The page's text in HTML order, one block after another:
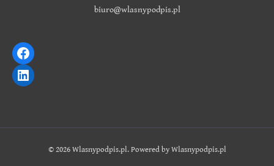
biuro@wlasnypodpis.pl
© 2026 Wlasnypodpis.pl. Powered by Wlasnypodpis.pl